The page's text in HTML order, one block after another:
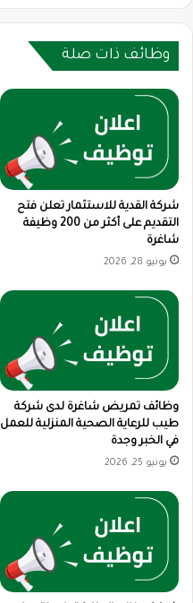
وظائف ذات صلة
شركة القدية للاستثمار تعلن فتح
التقديم على أكثر من 200 وظيفة
شاغرة
يونيو 28, 2026
وظائف تمريض شاغرة لدى شركة
طيب للرعاية الصحية المنزلية للعمل
في الخبر وجدة
يونيو 25, 2026